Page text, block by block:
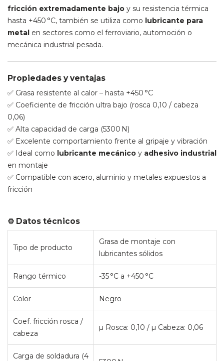
fricción extremadamente bajo y su resistencia térmica
hasta +450 °C, también se utiliza como lubricante para
metal en sectores como el ferroviario, automoción o
mecánica industrial pesada.
Propiedades y ventajas
✅ Grasa resistente al calor – hasta +450 °C
✅ Coeficiente de fricción ultra bajo (rosca 0,10 / cabeza
0,06)
✅ Alta capacidad de carga (5300 N)
✅ Excelente comportamiento frente al gripaje y vibración
✅ Ideal como lubricante mecánico y adhesivo industrial
en montaje
✅ Compatible con acero, aluminio y metales expuestos a
fricción
⚙️ Datos técnicos
Tipo de producto
Grasa de montaje con
lubricantes sólidos
Rango térmico -35 °C a +450 °C
Color Negro
Coef. fricción rosca /
cabeza
µ Rosca: 0,10 / µ Cabeza: 0,06
Carga de soldadura (4